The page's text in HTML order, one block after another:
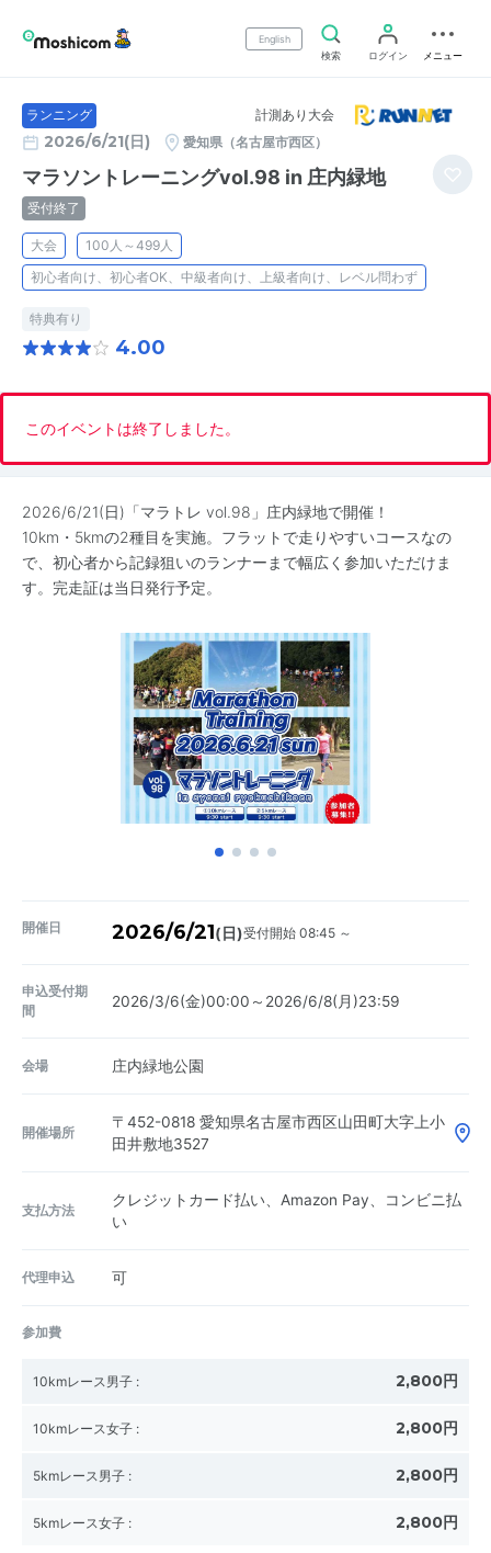
English
検索
ログイン メニュー
ランニング 計測あり大会
2026/6/21(日) 愛知県（名古屋市西区）
マラソントレーニングvol.98 in 庄内緑地
受付終了
大会
100人～499人
初心者向け、初心者OK、中級者向け、上級者向け、レベル問わず
特典有り
4.00
このイベントは終了しました。
2026/6/21(日)「マラトレ vol.98」庄内緑地で開催！
10km・5kmの2種目を実施。フラットで走りやすいコースなの
で、初心者から記録狙いのランナーまで幅広く参加いただけま
す。完走証は当日発行予定。
開催日 2026/6/21(日)受付開始 08:45 ～
申込受付期
間
2026/3/6(金)00:00～2026/6/8(月)23:59
会場 庄内緑地公園
開催場所
〒452-0818 愛知県名古屋市西区山田町大字上小
田井敷地3527
支払方法
クレジットカード払い、Amazon Pay、コンビニ払
い
代理申込 可
参加費
10kmレース男子 : 2,800円
10kmレース女子 : 2,800円
5kmレース男子 : 2,800円
5kmレース女子 : 2,800円